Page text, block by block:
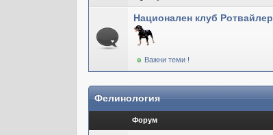
Национален клуб Ротвайлер
Важни теми !
Фелинология
Форум